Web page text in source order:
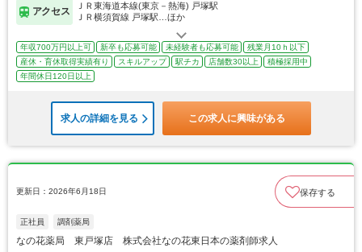
アクセス
ＪＲ東海道本線(東京－熱海) 戸塚駅
ＪＲ横須賀線 戸塚駅…ほか
年収700万円以上可 新卒も応募可能 未経験者も応募可能
残業月10ｈ以下
産休・育休取得実績有り
スキルアップ 駅チカ 店舗数30以上
積極採用中
年間休日120日以上
求人の詳細を見る この求人に興味がある
更新日：2026年6月18日 保存する
正社員 調剤薬局
なの花薬局 東戸塚店 株式会社なの花東日本の薬剤師求人